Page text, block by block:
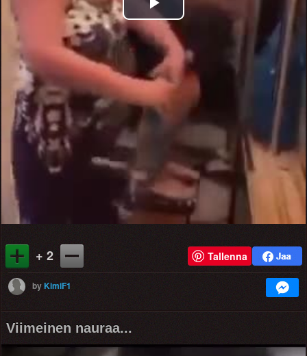
Play
Video
+ 2 Tallenna
byKimiF1
Viimeinen nauraa...